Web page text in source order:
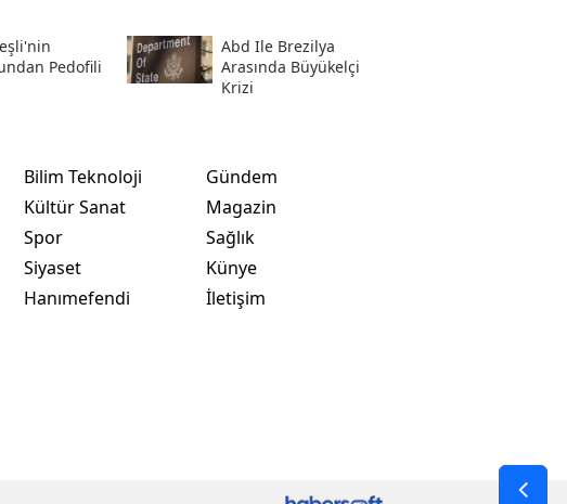
Pedofili
Abd Ile Brezilya
Arasında Büyükelçi
Krizi
Bilim Teknoloji
Kültür Sanat
Spor
Siyaset
Hanımefendi
Gündem
Magazin
Sağlık
Künye
İletişim